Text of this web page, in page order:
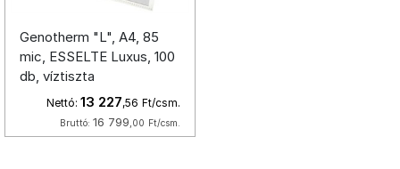
Genotherm "L", A4, 85
mic, ESSELTE Luxus, 100
db, víztiszta
Nettó: 13 227,56 Ft/csm.
Bruttó: 16 799,00 Ft/csm.